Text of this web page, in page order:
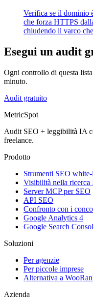
Verifica se il dominio
che forza HTTPS
chiudendo il varco
Esegui un audit
Ogni controllo di questa
minuto.
Audit gratuito
MetricSpot
Audit SEO + leggibilità IA
freelance.
Prodotto
Strumenti SEO white-
Visibilità nella ricerca
Server MCP per SEO
API SEO
Confronto con i
Google Analytics 4
Google Search
Soluzioni
Per agenzie
Per piccole imprese
Alternativa a
Azienda